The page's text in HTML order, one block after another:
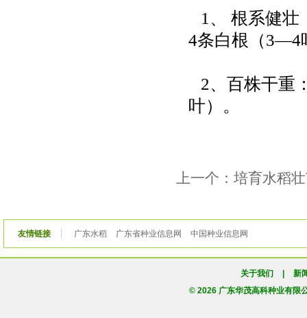
1、 根系健壮
4条白根（3—4
2、百株干重
叶）。
上一个：培育水稻
友情链接 广东水稻 广东省种业信息网 中国种业信息网
关于我们
新
© 2026 广东华茂高科种业有